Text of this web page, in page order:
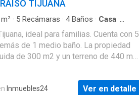
la entregaTIJUANA
m² · 5 Recámaras · 4Baños · Casa ·
ideal para familias. Cuenta con 5
de 1 medio baño. La propiedad
de 300 m2 y un terreno de 440 m2.
de 2 niveles ofrece 3 lugares de
caseta de guardia. Es amigable con
Inmuebles24 Ver en detalle